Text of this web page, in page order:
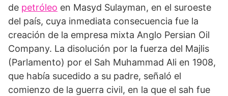
de petróleo en Masyd Sulayman, en el suroeste
del país, cuya inmediata consecuencia fue la
creación de la empresa mixta Anglo Persian Oil
Company. La disolución por la fuerza del Majlis
(Parlamento) por el Sah Muhammad Ali en 1908,
que había sucedido a su padre, señaló el
comienzo de la guerra civil, en la que el sah fue